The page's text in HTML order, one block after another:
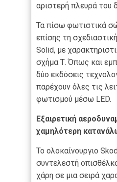
αριστερή πλευρά του
Τα πίσω φωτιστικά
επίσης τη
Solid, με
σχήμα Τ. Όπως και
δύο εκδόσεις
παρέχουν όλες τις
φωτισμού μέσω LED.
Εξαιρετική
χαμηλότερη
Το ολοκαίνουργιο
συντελεστή
χάρη σε μια σειρά